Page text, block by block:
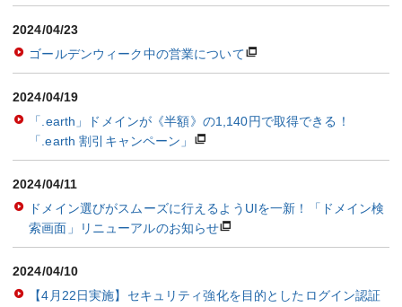
2024/04/23
ゴールデンウィーク中の営業について
2024/04/19
「.earth」ドメインが《半額》の1,140円で取得できる！
「.earth 割引キャンペーン」
2024/04/11
ドメイン選びがスムーズに行えるようUIを一新！「ドメイン検
索画面」リニューアルのお知らせ
2024/04/10
【4月22日実施】セキュリティ強化を目的としたログイン認証